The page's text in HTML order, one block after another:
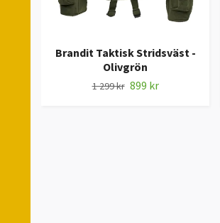
Brandit Taktisk Stridsväst -
Olivgrön
1 299 kr 899 kr